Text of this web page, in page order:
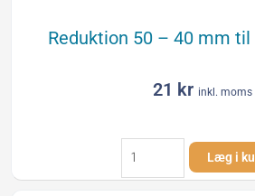
antal
Reduktion 50 – 40 mm
21 kr inkl. moms
Reduktion
50
-
Læg i